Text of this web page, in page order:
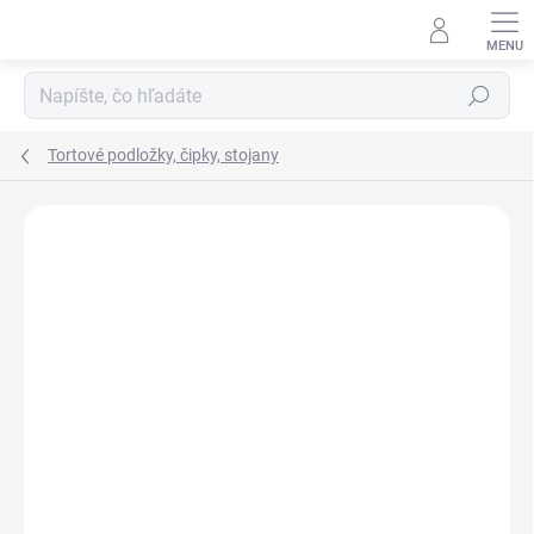
Hľadať
Tortové podložky, čipky, stojany